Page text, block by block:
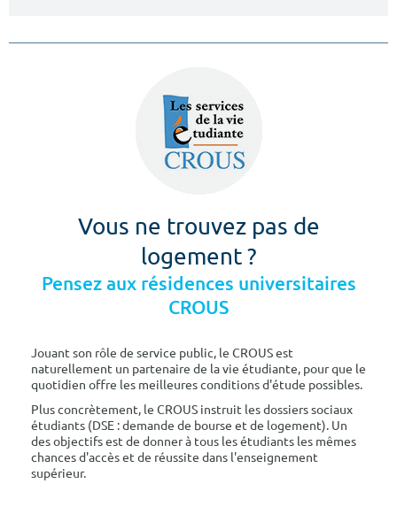
Vous ne trouvez pas de
logement ?
Pensez aux résidences universitaires
CROUS
Jouant son rôle de service public, le CROUS est
naturellement un partenaire de la vie étudiante, pour que le
quotidien offre les meilleures conditions d'étude possibles.
Plus concrètement, le CROUS instruit les dossiers sociaux
étudiants (DSE : demande de bourse et de logement). Un
des objectifs est de donner à tous les étudiants les mêmes
chances d'accès et de réussite dans l'enseignement
supérieur.